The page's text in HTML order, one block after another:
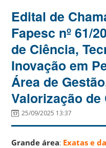
Edital de
Fapesc nº 61/
de Ciência,
Inovação em
Área de
Valorização
25/09/2025 13:37
Grande área: Exatas e